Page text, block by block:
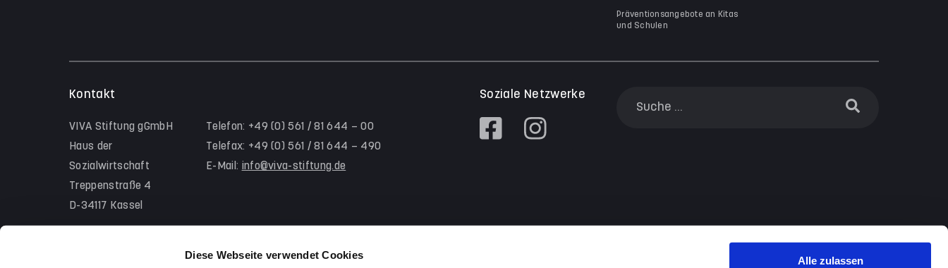
Diese Webseite verwendet Cookies Alle zulassen
Präventionsangebote an Kitas
und Schulen
Kontakt
VIVA Stiftung gGmbH
Haus der
Sozialwirtschaft
Treppenstraße 4
D-34117 Kassel
Telefon: +49 (0) 561 / 81 644 – 00
Telefax: +49 (0) 561 / 81 644 – 490
E-Mail: info@viva-stiftung.de
Soziale Netzwerke